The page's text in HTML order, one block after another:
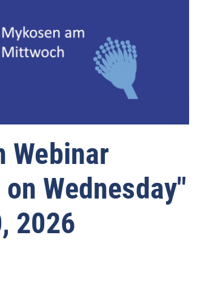
Webinar
Wednesday"
2026